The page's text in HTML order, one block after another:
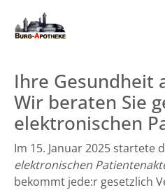
Ihre Gesundheit
Wir beraten Sie
elektronischen
Im 15. Januar 2025 startete
elektronischen
bekommt jede:r gesetzlich